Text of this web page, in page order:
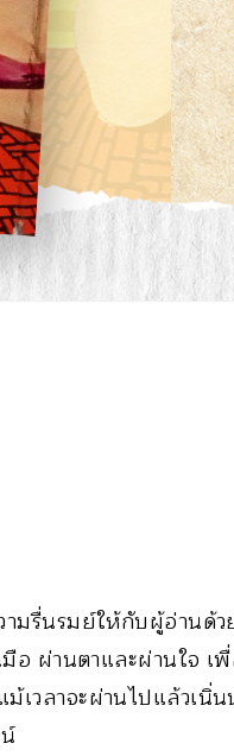
มรื่นรมย์ให้กับผู้อ่านด้
อ ผ่านตาและผ่านใจ
เวลาจะผ่านไปแล้วเนิ่